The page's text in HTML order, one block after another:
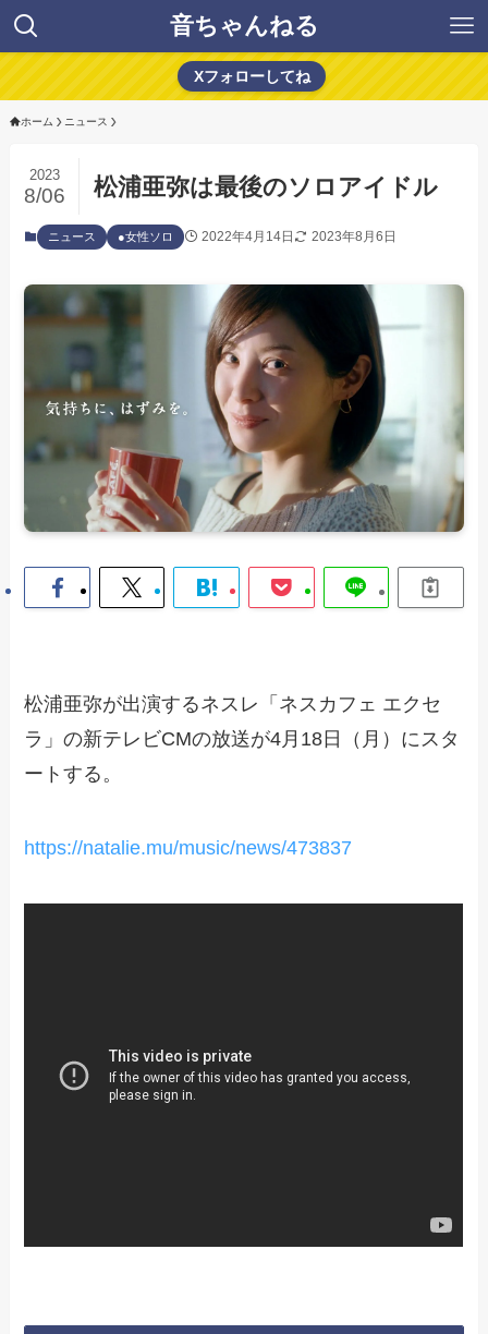
音ちゃんねる
Xフォローしてね
ホーム ニュース
松浦亜弥は最後のソロアイドル
2023
8/06
ニュース ●女性ソロ 2022年4月14日 2023年8月6日
松浦亜弥が出演するネスレ「ネスカフェ エクセ
ラ」の新テレビCMの放送が4月18日（月）にスタ
ートする。
https://natalie.mu/music/news/473837